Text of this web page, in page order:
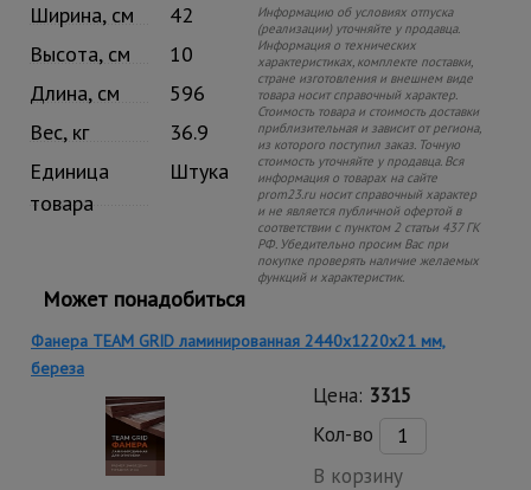
Ширина, см
42
Высота, см
10
Длина, см
596
Вес, кг
36.9
Единица
товара
Штука
Информацию об условиях отпуска
(реализации) уточняйте у продавца.
Информация о технических
характеристиках, комплекте поставки,
стране изготовления и внешнем виде
товара носит справочный характер.
Стоимость товара и стоимость доставки
приблизительная и зависит от региона,
из которого поступил заказ. Точную
стоимость уточняйте у продавца. Вся
информация о товарах на сайте
prom23.ru носит справочный характер
и не является публичной офертой в
соответствии с пунктом 2 статьи 437 ГК
РФ. Убедительно просим Вас при
покупке проверять наличие желаемых
функций и характеристик.
Может понадобиться
Фанера TEAM GRID ламинированная 2440х1220х21 мм,
береза
Цена: 3315
Кол-во
В корзину